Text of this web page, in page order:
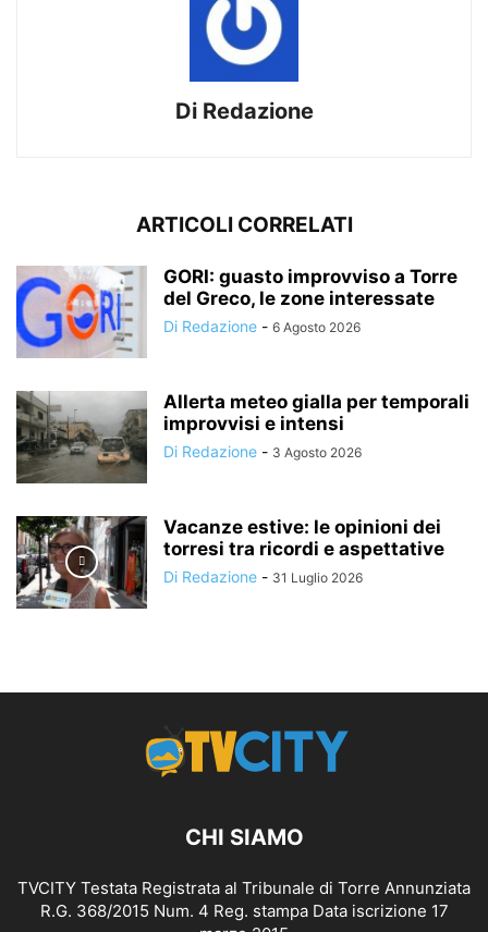
Di Redazione
ARTICOLI CORRELATI
GORI: guasto improvviso a Torre
del Greco, le zone interessate
Di Redazione - 6 Agosto 2026
Allerta meteo gialla per temporali
improvvisi e intensi
Di Redazione - 3 Agosto 2026
Vacanze estive: le opinioni dei
torresi tra ricordi e aspettative
Di Redazione - 31 Luglio 2026
CHI SIAMO
TVCITY Testata Registrata al Tribunale di Torre Annunziata
R.G. 368/2015 Num. 4 Reg. stampa Data iscrizione 17